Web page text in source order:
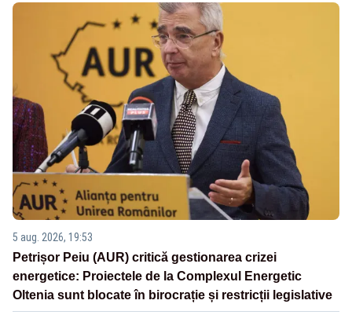
5 aug. 2026, 19:53
Petrișor Peiu (AUR) critică gestionarea crizei
energetice: Proiectele de la Complexul Energetic
Oltenia sunt blocate în birocrație și restricții legislative